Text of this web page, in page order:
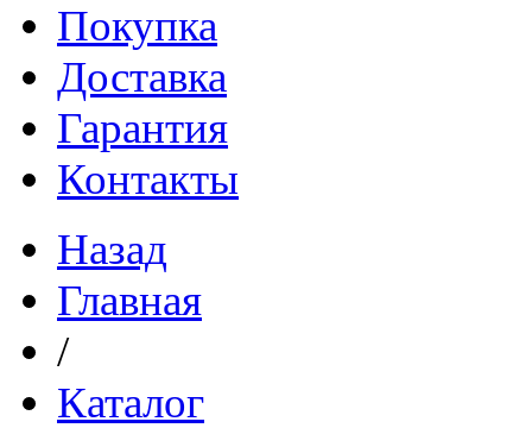
Покупка
Доставка
Гарантия
Контакты
Назад
Главная
/
Каталог